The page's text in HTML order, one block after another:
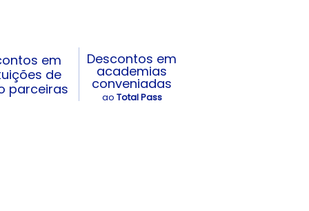
em
de
parceiras
Descontos em
academias
conveniadas
ao Total Pass